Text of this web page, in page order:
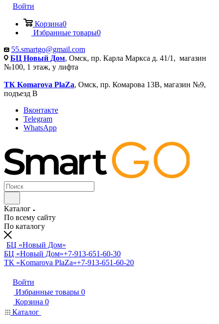
Войти
Корзина0
Избранные товары0
55.smartgo@gmail.com
БЦ Новый Дом, Омск, пр. Карла Маркса д. 41/1, магазин
№100, 1 этаж, у лифта
ТК Komarova PlaZa, Омск, пр. Комарова 13В, магазин №9,
подъезд В
Вконтакте
Telegram
WhatsApp
Каталог
По всему сайту
По каталогу
БЦ «Новый Дом»
БЦ «Новый Дом»+7-913-651-60-30
ТК «Komarova PlaZa»+7-913-651-60-20
Войти
Избранные товары 0
Корзина 0
Каталог